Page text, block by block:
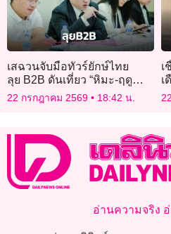
เสฉวนจับมือทัวร์ยักษ์ไทย
ลุย B2B ดันเที่ยว “หิมะ-ฤดู
หนาว”
22 กรกฎาคม 2569 18:42 น.
เ
เ
นิ
อ่านความจริง